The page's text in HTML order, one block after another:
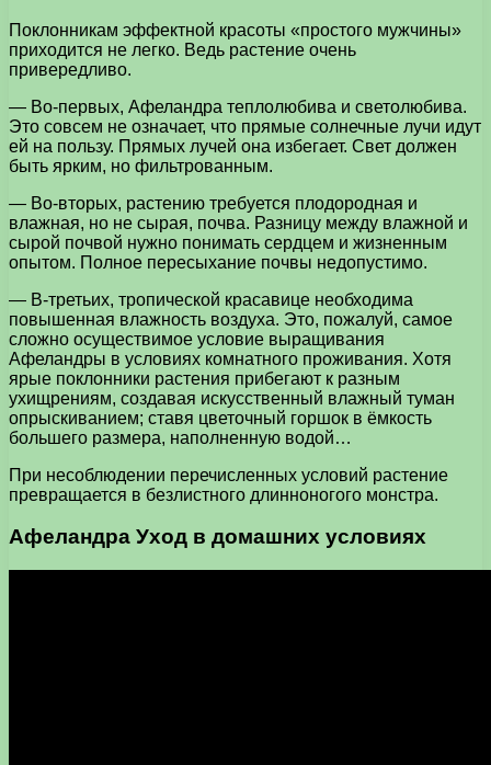
Поклонникам эффектной красоты «простого мужчины»
приходится не легко. Ведь растение очень
привередливо.
— Во-первых, Афеландра теплолюбива и светолюбива.
Это совсем не означает, что прямые солнечные лучи идут
ей на пользу. Прямых лучей она избегает. Свет должен
быть ярким, но фильтрованным.
— Во-вторых, растению требуется плодородная и
влажная, но не сырая, почва. Разницу между влажной и
сырой почвой нужно понимать сердцем и жизненным
опытом. Полное пересыхание почвы недопустимо.
— В-третьих, тропической красавице необходима
повышенная влажность воздуха. Это, пожалуй, самое
сложно осуществимое условие выращивания
Афеландры в условиях комнатного проживания. Хотя
ярые поклонники растения прибегают к разным
ухищрениям, создавая искусственный влажный туман
опрыскиванием; ставя цветочный горшок в ёмкость
большего размера, наполненную водой…
При несоблюдении перечисленных условий растение
превращается в безлистного длинноногого монстра.
Афеландра Уход в домашних условиях